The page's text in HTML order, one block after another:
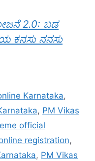
2.0: ಬಡ
ಕನಸು ನನಸು
Karnataka,
, PM Vikas
official
registration,
, PM Vikas